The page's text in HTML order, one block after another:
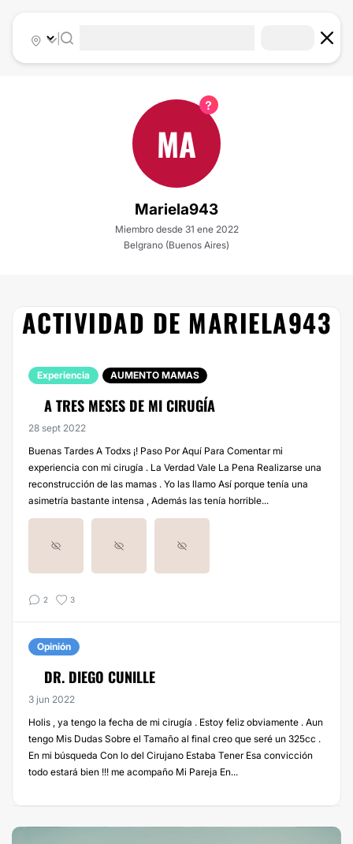
|
MA
Mariela943
Miembro desde 31 ene 2022
Belgrano (Buenos Aires)
ACTIVIDAD DE MARIELA943
Experiencia AUMENTO MAMAS
A TRES MESES DE MI CIRUGÍA
28 sept 2022
Buenas Tardes A Todxs ¡! Paso Por Aquí Para Comentar mi
experiencia con mi cirugía . La Verdad Vale La Pena Realizarse una
reconstrucción de las mamas . Yo las llamo Así porque tenía una
asimetría bastante intensa , Además las tenía horrible...
2 3
Opinión
DR. DIEGO CUNILLE
3 jun 2022
Holis , ya tengo la fecha de mi cirugía . Estoy feliz obviamente . Aun
tengo Mis Dudas Sobre el Tamaño al final creo que seré un 325cc .
En mi búsqueda Con lo del Cirujano Estaba Tener Esa convicción
todo estará bien !!! me acompaño Mi Pareja En...